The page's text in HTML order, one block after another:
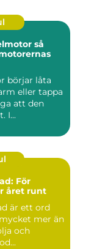
så
börjar låta
eller tappa
att den
I...
För
året runt
är ett ord
mer än
och